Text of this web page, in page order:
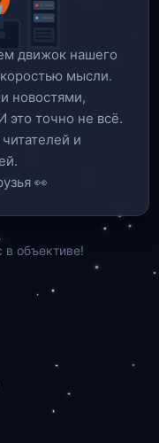
движок нашего
мысли.
новостями,
это точно не всё.
и
👀
объективе!